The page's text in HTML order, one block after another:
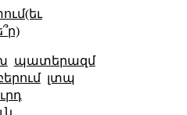
պատերազմ
լտպ